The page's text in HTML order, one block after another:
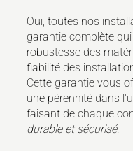
Oui, toutes nos
garantie complète
robustesse des
fiabilité des
Cette garantie vous
une pérennité dans
faisant de chaque
durable et sécurisé.